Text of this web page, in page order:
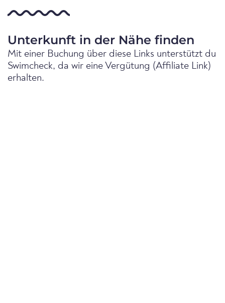
Unterkunft in der Nähe finden
Mit einer Buchung über diese Links unterstützt du
Swimcheck, da wir eine Vergütung (Affiliate Link)
erhalten.